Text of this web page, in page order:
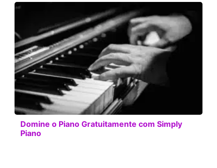
Domine o Piano Gratuitamente com Simply
Piano